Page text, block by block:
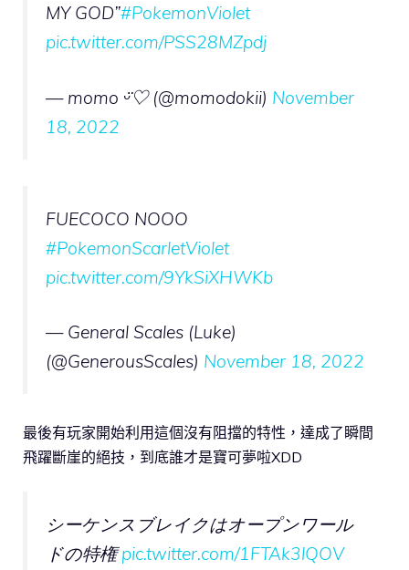
MY GOD”#PokemonViolet
pic.twitter.com/PSS28MZpdj
— momo ᵕ̈♡︎ (@momodokii) November
18, 2022
FUECOCO NOOO
#PokemonScarletViolet
pic.twitter.com/9YkSiXHWKb
— General Scales (Luke)
(@GenerousScales) November 18, 2022
最後有玩家開始利用這個沒有阻擋的特性，達成了瞬間
飛躍斷崖的絕技，到底誰才是寶可夢啦XDD
シーケンスブレイクはオープンワール
ドの特権pic.twitter.com/1FTAk3lQOV